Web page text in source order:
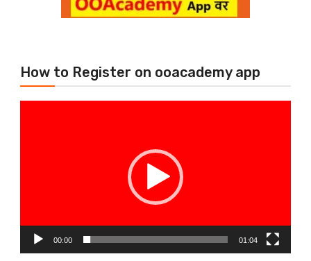
How to Register on ooacademy app
00:00 01:04